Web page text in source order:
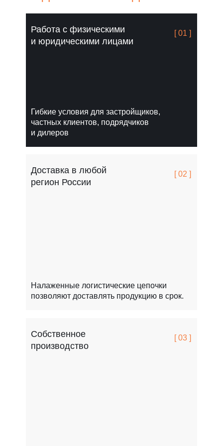
Гибкие условия для застройщиков,
частных клиентов, подрядчиков
и дилеров
Работа с физическими
и юридическими лицами
[ 01 ]
Собственное
производство
[ 03 ]
Налаженные логистические цепочки
позволяют доставлять продукцию в срок.
Доставка в любой
регион России
[ 02 ]